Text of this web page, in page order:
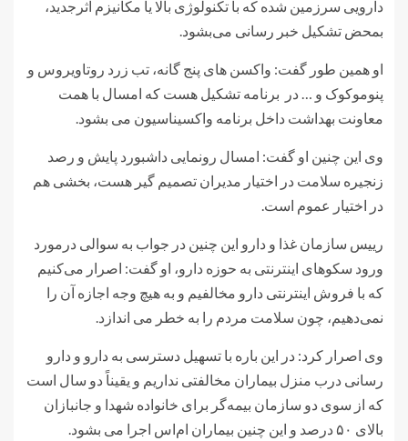
دارویی سرزمین شده که با تکنولوژی بالا یا مکانیزم اثرجدید،
بمحض تشکیل خبر رسانی می‌بشود.
او همین طور گفت: واکسن های پنج گانه، تب زرد روتاویروس و
پنوموکوک و … در برنامه تشکیل هست که امسال با همت
معاونت بهداشت داخل برنامه واکسیناسیون می بشود.
وی این چنین او گفت: امسال رونمایی داشبورد پایش و رصد
زنجیره سلامت در اختیار مدیران تصمیم گیر هست، بخشی هم
در اختیار عموم است.
رییس سازمان غذا و دارو این چنین در جواب به سوالی درمورد
ورود سکوهای اینترنتی به حوزه دارو، او گفت: اصرار می‌کنیم
که با فروش اینترنتی دارو مخالفیم و به هیچ وجه اجازه آن را
نمی‌دهیم، چون سلامت مردم را به خطر می اندازد.
وی اصرار کرد: در این باره با تسهیل دسترسی به دارو و دارو
رسانی درب منزل بیماران مخالفتی نداریم و یقیناً دو سال است
که از سوی دو سازمان بیمه‌گر برای خانواده شهدا و جانبازان
بالای ۵۰ درصد و این چنین بیماران ام‌اس اجرا می ‌بشود.